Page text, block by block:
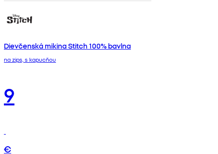
Dievčenská mikina Stitch 100% bavlna
na zips, s kapucňou
9
€